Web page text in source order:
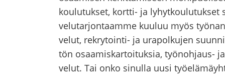
kou­lu­tuk­set, kortti-​ ja ly­hyt­kou­lu­tuk­set
ve­lu­tar­jon­taam­me kuu­luu myös
ve­lut, rekrytointi-​ ja ura­pol­ku­jen
tön osaa­mis­kar­toi­tuk­sia, työnohjaus-​
ve­lut. Tai onko si­nul­la uusi